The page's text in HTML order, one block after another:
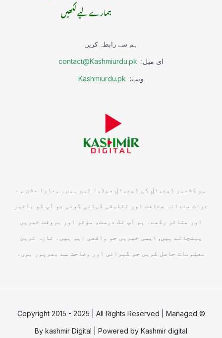
ہمارے لیے لکھیں
ہم سے رابطہ کریں
ای میل: contact@Kashmiurdu.pk
ویب: Kashmiurdu.pk
ہم کشمیر ڈیجیٹل کی ڈیجیٹل میڈیا ٹیم ہیں۔ ہمارا مشن ہے
جرات مندانہ صحافت اور تخلیقی کہانی گوئی جو آپ کو باخبر
اور متاثر رکھے۔ ہم آپ تک درست، مؤثر اور بروقت خبریں
پہنچاتے ہیں, ایسی خبریں جو واقعی اہم ہیں۔ تازہ ترین
معلومات حاصل کریں جو گہرائی اور وضاحت سے بھرپور ہوں۔
© Copyright 2015 - 2025 | All Rights Reserved | Managed
By kashmir Digital | Powered by Kashmir digital